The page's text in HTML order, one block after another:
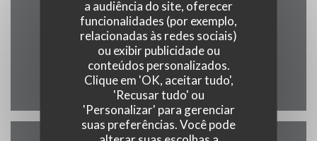
a audiência do site, oferecer
funcionalidades (por exemplo,
relacionadas às redes sociais)
ou exibir publicidade ou
conteúdos personalizados.
Clique em 'OK, aceitar tudo',
'Recusar tudo' ou
'Personalizar' para gerenciar
suas preferências. Você pode
2 rue alphonse callais 76480 jumieges
02 35 37 24 16
Facebook ((abre numa nova